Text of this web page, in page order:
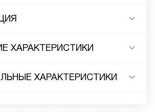
ХАРАКТЕРИСТИКИ
ХАРАКТЕРИСТИКИ